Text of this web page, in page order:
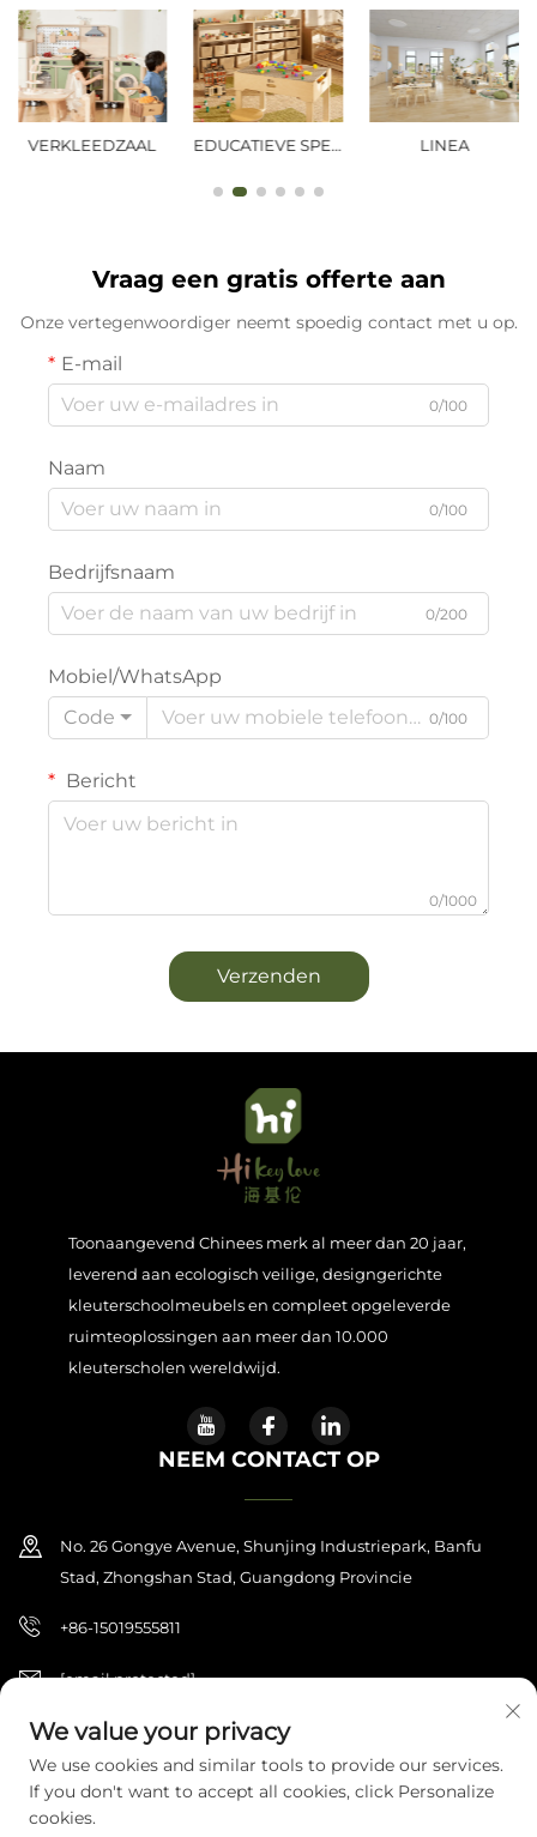
VERKLEEDZAAL EDUCATIEVE SPEELRUIMTE LINEA
Vraag een gratis offerte aan
Onze vertegenwoordiger neemt spoedig contact met u op.
E-mail
0/100
Naam
0/100
Bedrijfsnaam
0/200
Mobiel/WhatsApp
Code
0/100
Bericht
0/1000
Verzenden
Toonaangevend Chinees merk al meer dan 20 jaar,
leverend aan ecologisch veilige, designgerichte
kleuterschoolmeubels en compleet opgeleverde
ruimteoplossingen aan meer dan 10.000
kleuterscholen wereldwijd.
NEEM CONTACT OP
No. 26 Gongye Avenue, Shunjing Industriepark, Banfu
Stad, Zhongshan Stad, Guangdong Provincie
+86-15019555811
[email protected]
Copyright © 2026 Zhongshan Haijilun Cultural And Educational
Product Co., Ltd.. Alle rechten voorbehouden.
Privacybeleid
We value your privacy
We use cookies and similar tools to provide our services.
If you don't want to accept all cookies, click Personalize
cookies.